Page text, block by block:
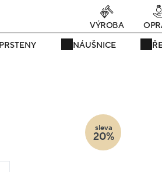
Právě teď! - 20 % na vše! Kód:
PRSTENY NÁUŠNICE
VÝROBA
sleva
20%